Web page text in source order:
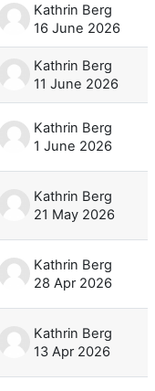
Kathrin Berg
16 June 2026
Kathrin Berg
11 June 2026
Kathrin Berg
1 June 2026
Kathrin Berg
21 May 2026
Kathrin Berg
28 Apr 2026
Kathrin Berg
13 Apr 2026